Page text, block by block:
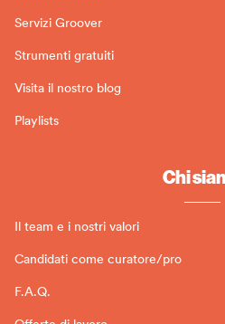
Servizi Groover
Strumenti gratuiti
Visita il nostro blog
Playlists
Chi
Il team e i nostri valori
Candidati come curatore/pro
F.A.Q.